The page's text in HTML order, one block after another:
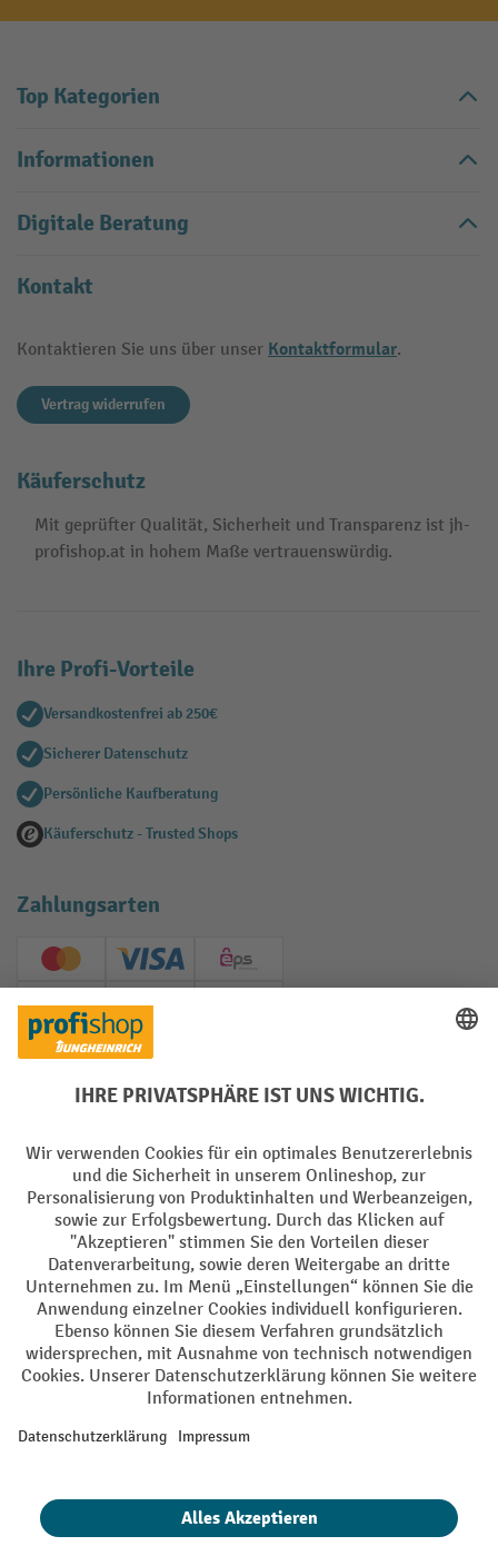
Top Kategorien
Informationen
Digitale Beratung
Kontakt
Kontaktieren Sie uns über unser Kontaktformular.
Vertrag widerrufen
Käuferschutz
Mit geprüfter Qualität, Sicherheit und Transparenz ist jh-
profishop.at in hohem Maße vertrauenswürdig.
Ihre Profi-Vorteile
Versandkostenfrei ab 250€
Sicherer Datenschutz
Persönliche Kaufberatung
Käuferschutz - Trusted Shops
Zahlungsarten
Creditcard (Master)Creditcard (Visa)
EPS
PayPal
Soziale Netzwerke
Impressum Datenschutz
Barrierefreiheit Privacy Settings
Alle Preise exkl. gesetzl. Mehrwertsteuer zzgl.Versandkostenund ggf.
Nachnahmegebühren, wenn nicht anders angegeben.
¹ Der Rabatt gilt so lange der Vorrat reicht. Der Rabatt gilt nicht auf
oder Gutscheinen ist nicht möglich. | ² Der Rabatt wird einmalig bei
eingelöst werden. Die Höhe des Rabatts variiert je nach
Produktkategorie und beträgt bis zu 10 % (10 % auf Lager, Umwelt,